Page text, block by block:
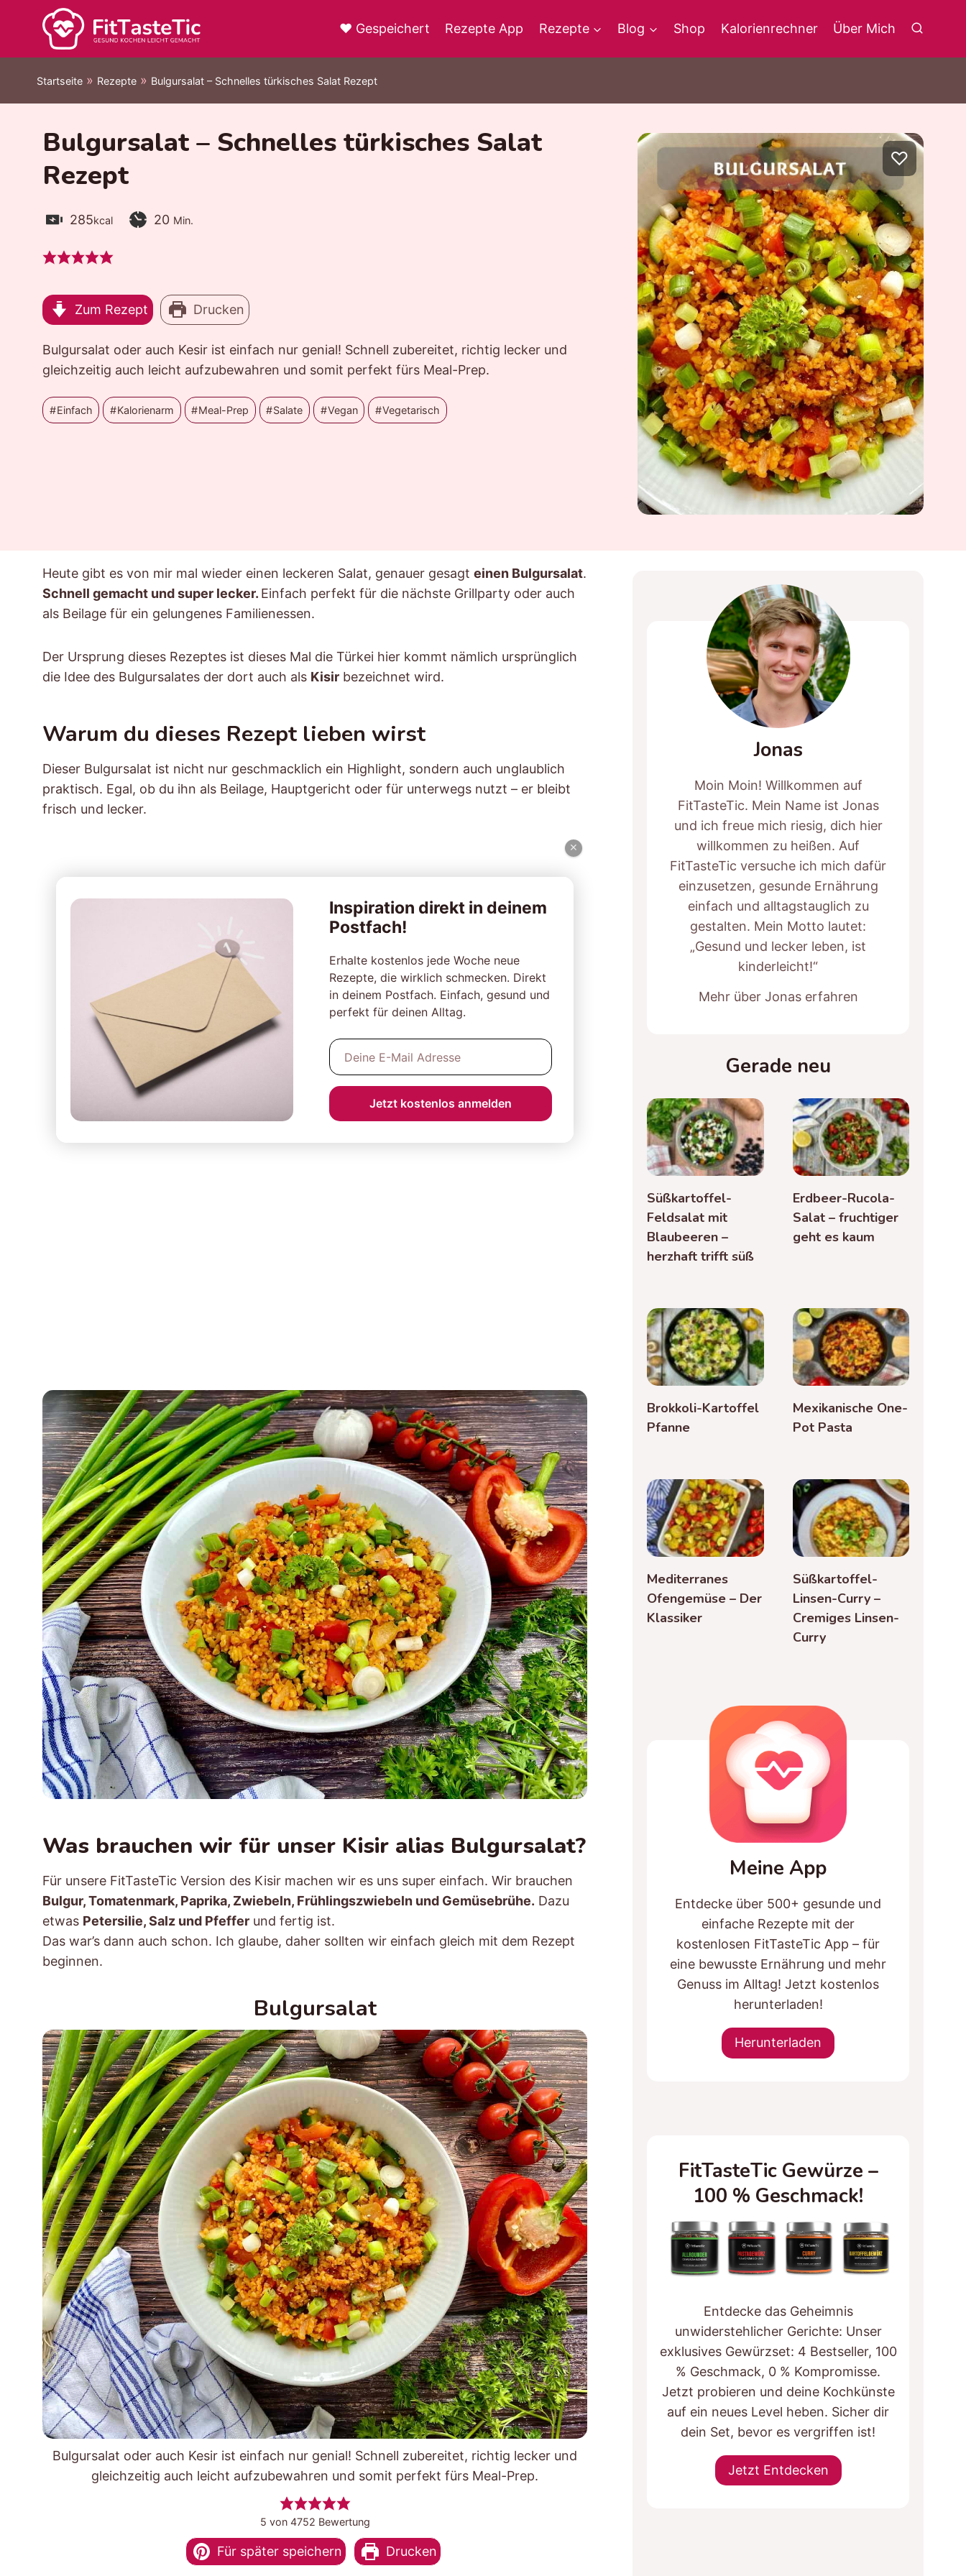
springen
♥ Gespeichert Rezepte App Rezepte Blog Shop Kalorienrechner Über Mich
Startseite » Rezepte » Bulgursalat – Schnelles türkisches Salat Rezept
Bulgursalat – Schnelles türkisches Salat
Rezept
Kalorien:
285kcal Zubereitungszeit:
20Minuten
Min.
♡
Zum Rezept Drucken
Bulgursalat oder auch Kesir ist einfach nur genial! Schnell zubereitet, richtig lecker und
gleichzeitig auch leicht aufzubewahren und somit perfekt fürs Meal-Prep.
Einfach Kalorienarm Meal-Prep Salate Vegan Vegetarisch
Heute gibt es von mir mal wieder einen leckeren Salat, genauer gesagt einen Bulgursalat.
Schnell gemacht und super lecker. Einfach perfekt für die nächste Grillparty oder auch
als Beilage für ein gelungenes Familienessen.
Der Ursprung dieses Rezeptes ist dieses Mal die Türkei hier kommt nämlich ursprünglich
die Idee des Bulgursalates der dort auch als Kisir bezeichnet wird.
Warum du dieses Rezept lieben wirst
Dieser Bulgursalat ist nicht nur geschmacklich ein Highlight, sondern auch unglaublich
praktisch. Egal, ob du ihn als Beilage, Hauptgericht oder für unterwegs nutzt – er bleibt
frisch und lecker.
×
Inspiration direkt in deinem
Postfach!
Erhalte kostenlos jede Woche neue
Rezepte, die wirklich schmecken. Direkt
in deinem Postfach. Einfach, gesund und
perfekt für deinen Alltag.
Jetzt kostenlos anmelden
Was brauchen wir für unser Kisir alias Bulgursalat?
Für unsere FitTasteTic Version des Kisir machen wir es uns super einfach. Wir brauchen
Bulgur, Tomatenmark, Paprika, Zwiebeln, Frühlingszwiebeln und Gemüsebrühe. Dazu
etwas Petersilie, Salz und Pfeffer und fertig ist.
Das war’s dann auch schon. Ich glaube, daher sollten wir einfach gleich mit dem Rezept
beginnen.
Bulgursalat
Bulgursalat oder auch Kesir ist einfach nur genial! Schnell zubereitet, richtig lecker und
gleichzeitig auch leicht aufzubewahren und somit perfekt fürs Meal-Prep.
5 von 4752 Bewertung
Für später speichern Drucken
Jonas
Moin Moin! Willkommen auf
FitTasteTic. Mein Name ist Jonas
und ich freue mich riesig, dich hier
willkommen zu heißen. Auf
FitTasteTic versuche ich mich dafür
einzusetzen, gesunde Ernährung
einfach und alltagstauglich zu
gestalten. Mein Motto lautet:
„Gesund und lecker leben, ist
kinderleicht!“
Mehr über Jonas erfahren
Gerade neu
Süßkartoffel-
Feldsalat mit
Blaubeeren –
herzhaft trifft süß
Erdbeer-Rucola-
Salat – fruchtiger
geht es kaum
Brokkoli-Kartoffel
Pfanne
Mexikanische One-
Pot Pasta
Mediterranes
Ofengemüse – Der
Klassiker
Süßkartoffel-
Linsen-Curry –
Cremiges Linsen-
Curry
Meine App
Entdecke über 500+ gesunde und
einfache Rezepte mit der
kostenlosen FitTasteTic App – für
eine bewusste Ernährung und mehr
Genuss im Alltag! Jetzt kostenlos
herunterladen!
Herunterladen
FitTasteTic Gewürze –
100 % Geschmack!
Entdecke das Geheimnis
unwiderstehlicher Gerichte: Unser
exklusives Gewürzset: 4 Bestseller, 100
% Geschmack, 0 % Kompromisse.
Jetzt probieren und deine Kochkünste
auf ein neues Level heben. Sicher dir
dein Set, bevor es vergriffen ist!
Jetzt Entdecken